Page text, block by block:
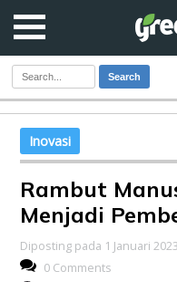
Search
Inovasi
Rambut
Menjadi
Diposting pada 1 Januari 2023
0 Comments